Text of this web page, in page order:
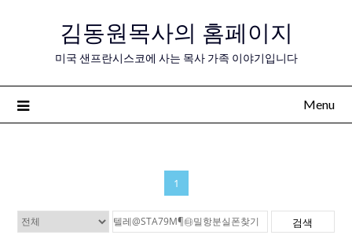
김동원목사의 홈페이지
미국 샌프란시스코에 사는 목사 가족 이야기입니다
Menu
1
검색